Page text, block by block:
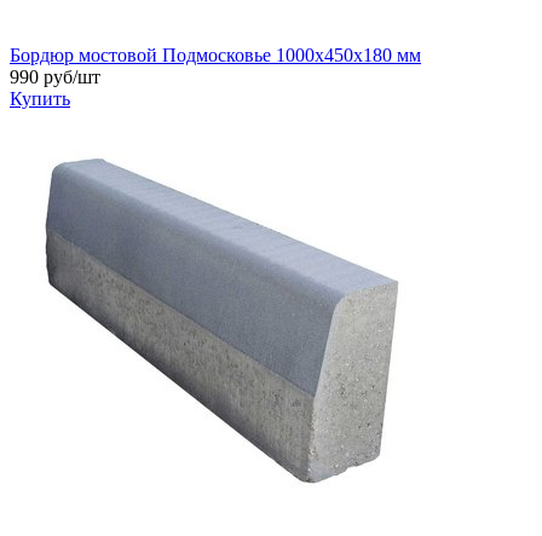
Бордюр мостовой Подмосковье 1000x450x180 мм
990 руб/шт
Купить